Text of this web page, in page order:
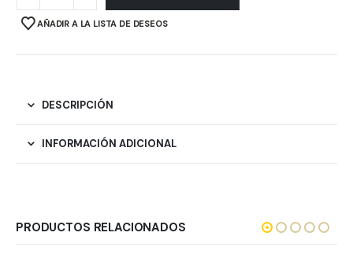
AÑADIR A LA LISTA DE DESEOS
DESCRIPCIÓN
INFORMACIÓN ADICIONAL
PRODUCTOS RELACIONADOS